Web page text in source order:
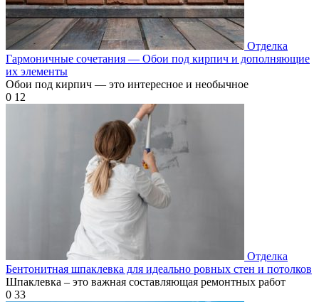
Отделка
Гармоничные сочетания — Обои под кирпич и дополняющие
их элементы
Обои под кирпич — это интересное и необычное
0 12
Отделка
Бентонитная шпаклевка для идеально ровных стен и потолков
Шпаклевка – это важная составляющая ремонтных работ
0 33